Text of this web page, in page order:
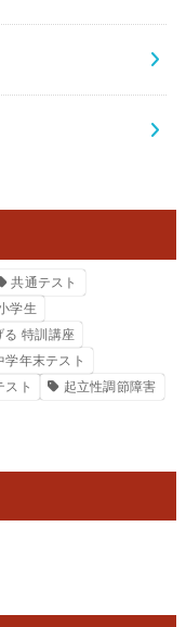
共通テスト
学生
る 特訓講座
学年末テスト
スト
起立性調節障害